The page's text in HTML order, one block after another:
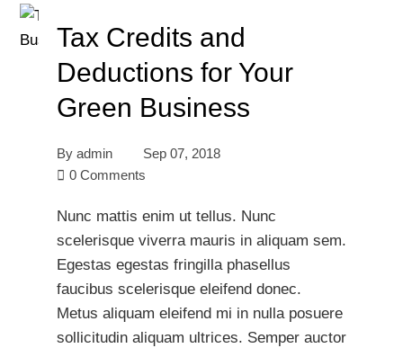
Tax Credits and
Deductions for Your
Green Business
By admin
Sep 07, 2018
0 Comments
Nunc mattis enim ut tellus. Nunc
scelerisque viverra mauris in aliquam sem.
Egestas egestas fringilla phasellus
faucibus scelerisque eleifend donec.
Metus aliquam eleifend mi in nulla posuere
sollicitudin aliquam ultrices. Semper auctor